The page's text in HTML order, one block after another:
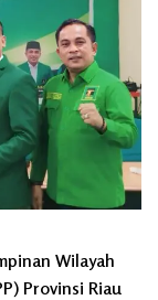
Wilayah
Provinsi Riau